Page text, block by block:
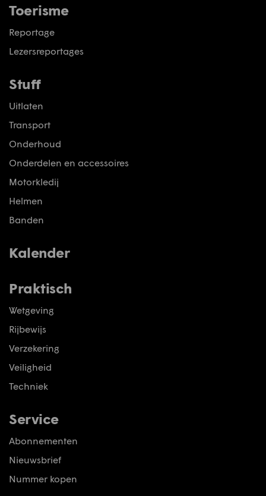
Toerisme
Reportage
Lezersreportages
Stuff
Uitlaten
Transport
Onderhoud
Onderdelen en accessoires
Motorkledij
Helmen
Banden
Kalender
Praktisch
Wetgeving
Rijbewijs
Verzekering
Veiligheid
Techniek
Service
Abonnementen
Nieuwsbrief
Nummer kopen